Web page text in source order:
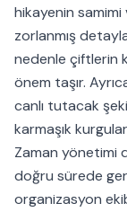
hikayenin samimi
zorlanmış
nedenle çiftlerin
önem taşır.
canlı tutacak
karmaşık
Zaman yönetimi
doğru sürede
organizasyon